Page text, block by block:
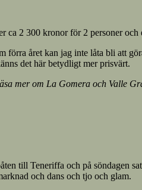
2 300 kronor för 2 personer
året kan jag inte låta bli att
det här betydligt mer prisvärt.
mer om La Gomera och Valle
till Teneriffa och på söndagen
och dans och tjo och glam.